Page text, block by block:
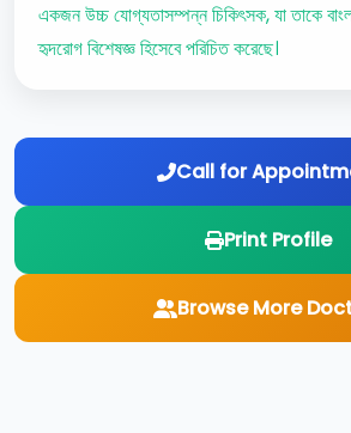
একজন উচ্চ যোগ্যতাসম্পন্ন চিকিৎসক, যা তাকে
হৃদরোগ বিশেষজ্ঞ হিসেবে পরিচিত করেছে।
Call for
Print Profile
Browse More